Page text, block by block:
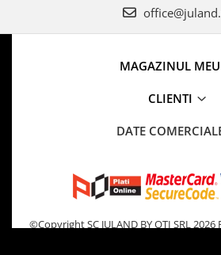
MAGAZINUL MEU
CLIENTI
DATE
©Copyright SC JULAND BY OTI SRL 2026